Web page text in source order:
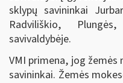
sklypų savininkai
Radviliškio,
savivaldybėje.
VMI primena, jog
savininkai. Žemės